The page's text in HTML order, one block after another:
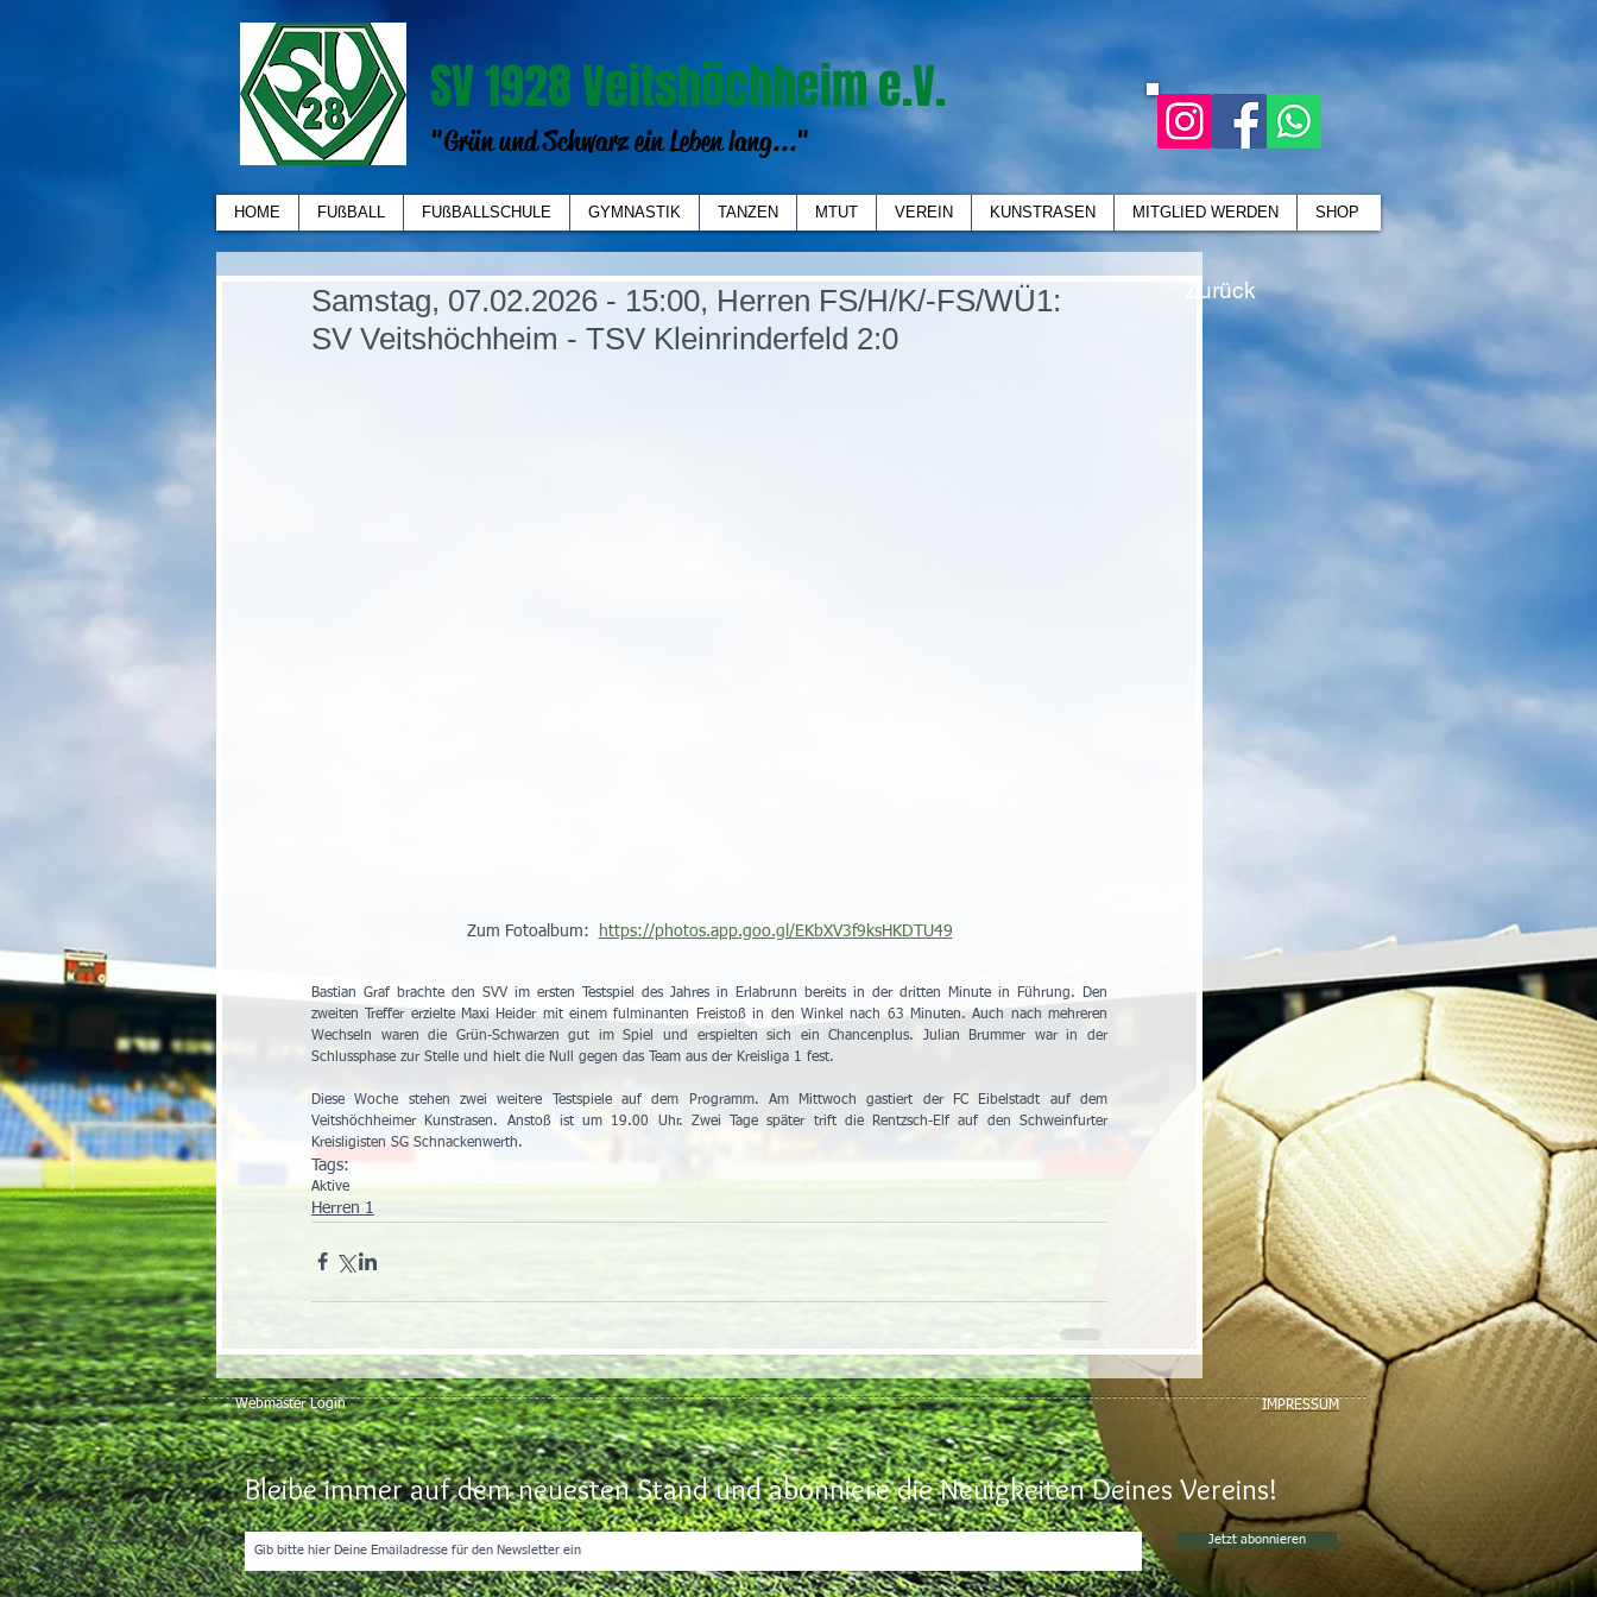
SV 1928 Veitshöchheim e.V.
"Grün und Schwarz ein Leben lang..."
HOME FUßBALL FUßBALLSCHULE GYMNASTIK TANZEN MTUT VEREIN KUNSTRASEN MITGLIED WERDEN SHOP
Samstag, 07.02.2026 - 15:00, Herren FS/H/K/-FS/WÜ1:
SV Veitshöchheim - TSV Kleinrinderfeld 2:0
Zum Fotoalbum: https://photos.app.goo.gl/EKbXV3f9ksHKDTU49
Bastian Graf brachte den SVV im ersten Testspiel des Jahres in Erlabrunn bereits in der dritten Minute in Führung. Den
zweiten Treffer erzielte Maxi Heider mit einem fulminanten Freistoß in den Winkel nach 63 Minuten. Auch nach mehreren
Wechseln waren die Grün-Schwarzen gut im Spiel und erspielten sich ein Chancenplus. Julian Brummer war in der
Schlussphase zur Stelle und hielt die Null gegen das Team aus der Kreisliga 1 fest.
Diese Woche stehen zwei weitere Testspiele auf dem Programm. Am Mittwoch gastiert der FC Eibelstadt auf dem
Veitshöchheimer Kunstrasen. Anstoß ist um 19.00 Uhr. Zwei Tage später trift die Rentzsch-Elf auf den Schweinfurter
Kreisligisten SG Schnackenwerth.
Tags:
Aktive
Herren 1
Zurück
IMPRESSUM
Webmaster Login
Bleibe immer auf dem neuesten Stand und abonniere die Neuigkeiten Deines Vereins!
Jetzt abonnieren